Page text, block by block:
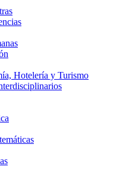
Hotelería y Turismo